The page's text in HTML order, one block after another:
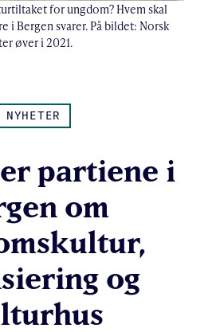
for ungdom? Hvem skal
i Bergen svarer. På bildet: Norsk
øver i 2021.
NYHETER
partiene i
om
og